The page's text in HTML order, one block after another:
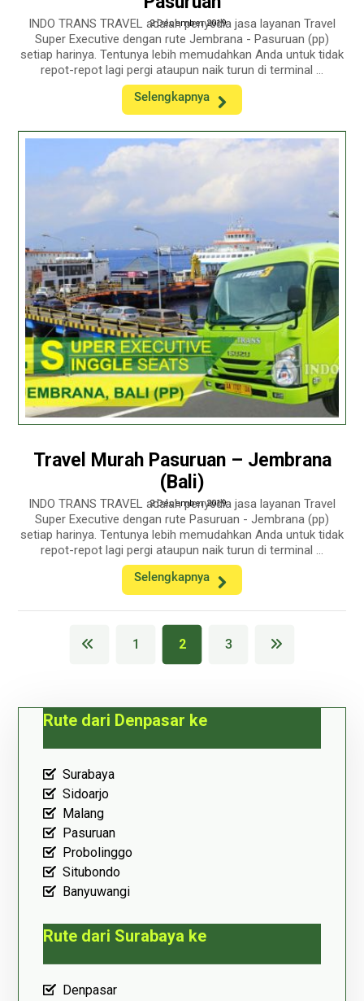
2 December 2019
INDO TRANS TRAVEL adalah penyedia jasa layanan Travel
Super Executive dengan rute Jembrana - Pasuruan (pp)
setiap harinya. Tentunya lebih memudahkan Anda untuk tidak
repot-repot lagi pergi ataupun naik turun di terminal ...
Selengkapnya
Travel Murah Pasuruan – Jembrana
(Bali)
2 December 2019
INDO TRANS TRAVEL adalah penyedia jasa layanan Travel
Super Executive dengan rute Pasuruan - Jembrana (pp)
setiap harinya. Tentunya lebih memudahkan Anda untuk tidak
repot-repot lagi pergi ataupun naik turun di terminal ...
Selengkapnya
1 2 3
Rute dari Denpasar ke
Surabaya
Sidoarjo
Malang
Pasuruan
Probolinggo
Situbondo
Banyuwangi
Rute dari Surabaya ke
Denpasar